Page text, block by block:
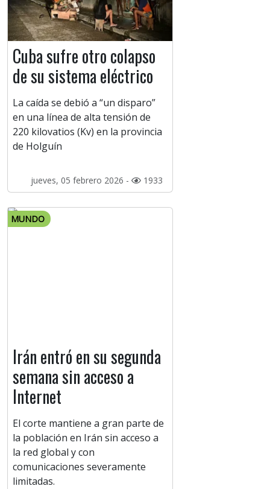
Cuba sufre otro colapso
de su sistema eléctrico
La caída se debió a “un disparo”
en una línea de alta tensión de
220 kilovatios (Kv) en la provincia
de Holguín
jueves, 05 febrero 2026 - 1933
MUNDO
Irán entró en su segunda
semana sin acceso a
Internet
El corte mantiene a gran parte de
la población en Irán sin acceso a
la red global y con
comunicaciones severamente
limitadas.